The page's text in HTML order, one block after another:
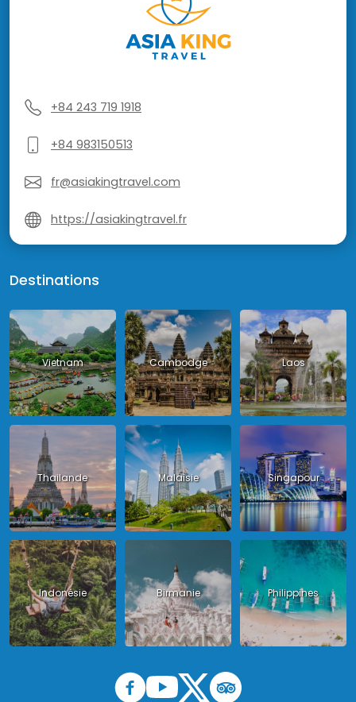
+84 243 719 1918
+84 983150513
fr@asiakingtravel.com
https://asiakingtravel.fr
Destinations
Vietnam Cambodge Laos
Thailande Malaisie Singapour
Indonésie Birmanie Philippines